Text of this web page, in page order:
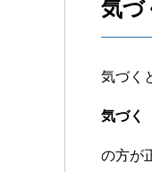
気づ
気づく
気づく
の方が